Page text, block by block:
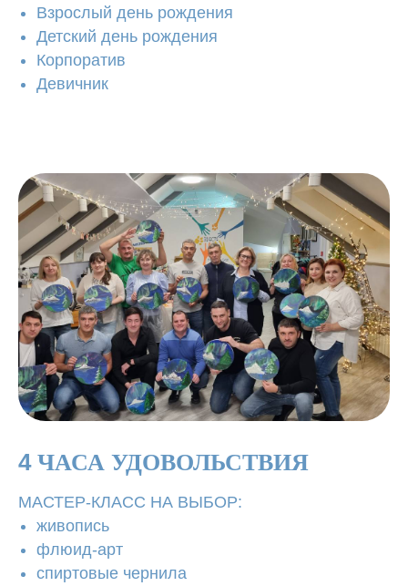
Взрослый день рождения
Детский день рождения
Корпоратив
Девичник
4ЧАСА УДОВОЛЬСТВИЯ
МАСТЕР-КЛАСС НА ВЫБОР:
живопись
флюид-арт
спиртовые чернила